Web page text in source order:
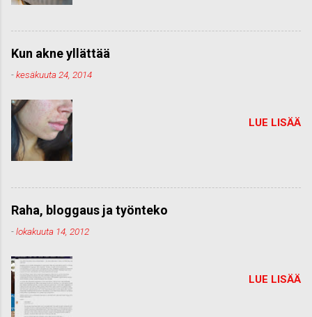
Kun akne yllättää
-kesäkuuta 24, 2014
LUE LISÄÄ
Raha, bloggaus ja työnteko
-lokakuuta 14, 2012
LUE LISÄÄ